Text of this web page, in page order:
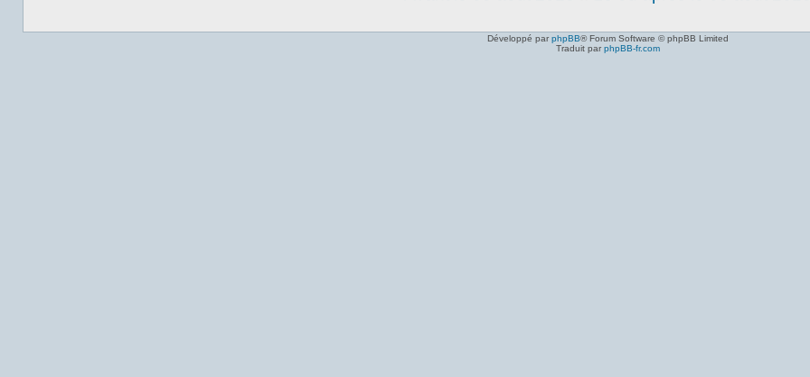
Développé par phpBB® Forum Software © phpBB Limited
Traduit par phpBB-fr.com